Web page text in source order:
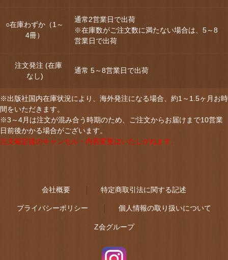
○在庫わずか（1～
4冊）
通常2営業日で出荷
※在庫数がご注文数に満たない場合は、5～8
営業日で出荷
注文発注 (在庫
なし)
通常 5～8営業日で出荷
※出版社国内在庫状況により、海外発注になる場合、約1～1.5ヶ月お時
間をいただきます。
※3～4月は注文が混み合う時期のため、ご注文からお届けまで10営業
日前後かかる場合がございます。
注文確定後のキャンセル・内容変更はいたしかねます。
会社概要 特定商取引法に関する記述
プライバシーポリシー 個人情報の取り扱いについて
Z会グループ